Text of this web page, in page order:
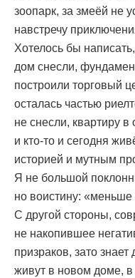
зоопарк, за змеёй не
навстречу
Хотелось бы
дом снесли,
построили торговый
осталась частью
не снесли, квартиру
и кто-то и сегодня
историей и мутным
Я не большой
но воистину:
С другой стороны,
не накопившее
призраков, зато
живут в новом доме, в